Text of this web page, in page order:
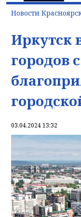
Новости
Иркутск
городов с
03.04.2024 13:32